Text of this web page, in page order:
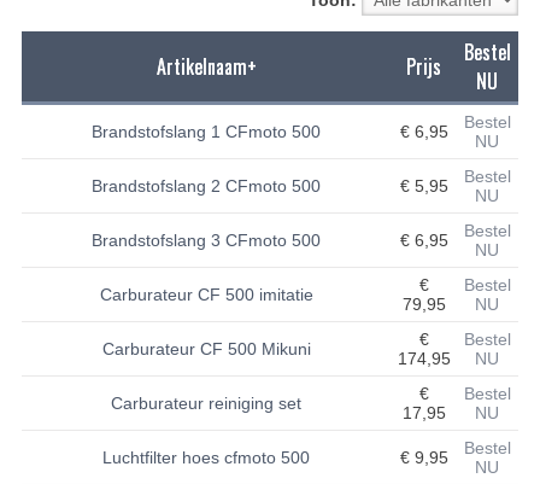
PAKKINGEN
PLASTIC PARTS
BASHAN 200S-7-200S-A
BRANDSTOF SYSTEEM
Artikelnaam+ Prijs
Bestel
NU
Brandstofslang 1 CFmoto 500 € 6,95
Bestel
NU
Brandstofslang 2 CFmoto 500 € 5,95
Bestel
NU
Brandstofslang 3 CFmoto 500 € 6,95
Bestel
NU
Carburateur CF 500 imitatie
€
79,95
Bestel
NU
Carburateur CF 500 Mikuni
€
174,95
Bestel
NU
Carburateur reiniging set
€
17,95
Bestel
NU
Luchtfilter hoes cfmoto 500 € 9,95
Bestel
NU